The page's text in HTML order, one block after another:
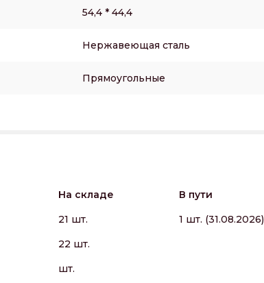
54,4 * 44,4
Нержавеющая сталь
Прямоугольные
На складе
В пути
21 шт.
1 шт. (31.08.2026)
22 шт.
шт.